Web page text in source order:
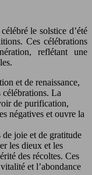
le solstice d’été
Ces célébrations
reflétant une
et de renaissance,
célébrations. La
de purification,
négatives et ouvre la
de joie et de gratitude
les dieux et les
des récoltes. Ces
et l’abondance